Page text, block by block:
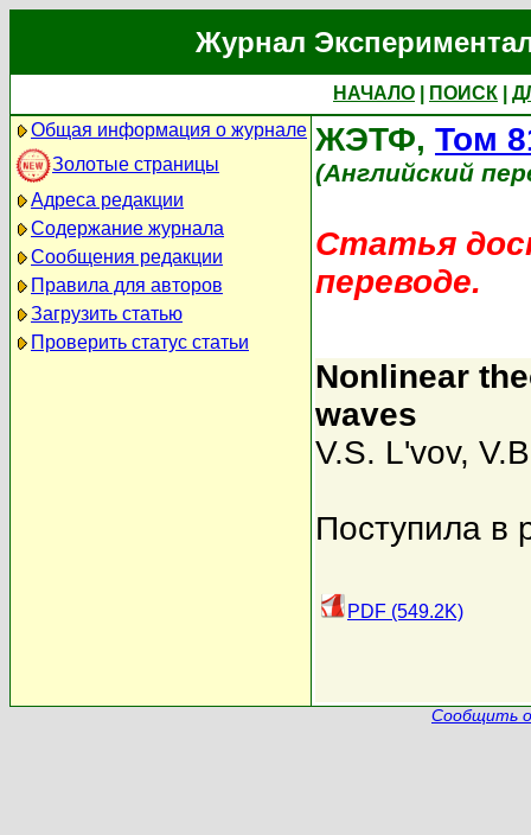
Журнал
НАЧАЛО ПОИСК
Общая информация о журнале
Золотые страницы
Адреса редакции
Содержание журнала
Сообщения редакции
Правила для авторов
Загрузить статью
Проверить статус статьи
ЖЭТФ, Том
(Английский
Статья
переводе.
Nonlinear
waves
V.S. L'vov,
Поступила в
PDF (549.2K)
Сообщить о